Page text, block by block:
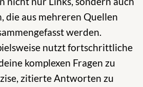
aus mehreren Quellen
werden.
nutzt fortschrittliche
komplexen Fragen zu
zitierte Antworten zu